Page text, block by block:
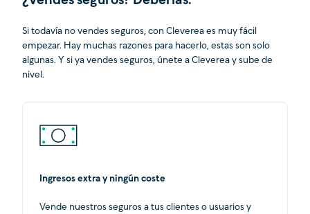
Si todavía no vendes seguros, con Cleverea es muy fácil
empezar. Hay muchas razones para hacerlo, estas son solo
algunas. Y si ya vendes seguros, únete a Cleverea y sube de
nivel.
Ingresos extra y ningún coste
Vende nuestros seguros a tus clientes o usuarios y